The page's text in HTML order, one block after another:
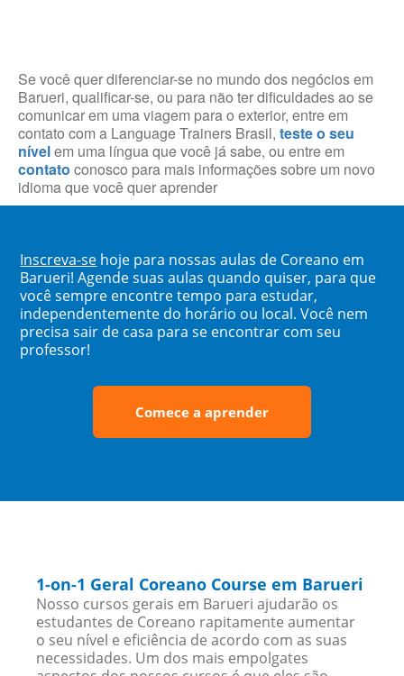
Se você quer diferenciar-se no mundo dos negócios em
Barueri, qualificar-se, ou para não ter dificuldades ao se
comunicar em uma viagem para o exterior, entre em
contato com a Language Trainers Brasil, teste o seu
nívelem uma língua que você já sabe, ou entre em
contato conosco para mais informações sobre um novo
idioma que você quer aprender
Inscreva-se hoje para nossas aulas de Coreano em
Barueri! Agende suas aulas quando quiser, para que
você sempre encontre tempo para estudar,
independentemente do horário ou local. Você nem
precisa sair de casa para se encontrar com seu
professor!
Comece a aprender
1-on-1 Geral Coreano Course em Barueri
Nosso cursos gerais em Barueri ajudarão os
estudantes de Coreano rapitamente aumentar
o seu nível e eficiência de acordo com as suas
necessidades. Um dos mais empolgates